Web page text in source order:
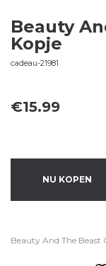
Beauty
Kopje
cadeau-21981
€15.99
NU KOPEN
Beauty And The Beast